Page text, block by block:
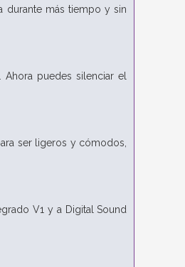
durante más tiempo y sin
puedes silenciar el
ser ligeros y cómodos,
V1 y a Digital Sound